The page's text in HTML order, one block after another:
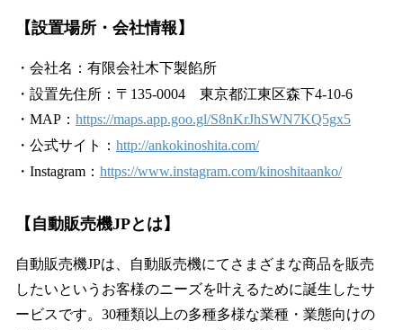
【設置場所・会社情報 】
・会社名：有限会社木下製餡所
・設置先住所：〒135-0004 東京都江東区森下4-10-6
・MAP： https://maps.app.goo.gl/S8nKrJhSWN7KQ5gx5
・公式サイト： http://ankokinoshita.com/
・Instagram： https://www.instagram.com/kinoshitaanko/
【自動販売機JPとは】
自動販売機JPは、自動販売機にてさまざまな商品を販売
したいというお客様のニーズを叶えるために誕生したサ
ービスです。30種類以上の多種多様な業種・業態向けの